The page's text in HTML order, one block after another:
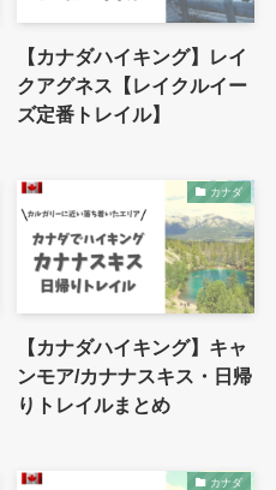
【カナダハイキング】レイ
クアグネス【レイクルイー
ズ定番トレイル】
カナダ
【カナダハイキング】キャ
ンモア/カナナスキス・日帰
りトレイルまとめ
カナダ